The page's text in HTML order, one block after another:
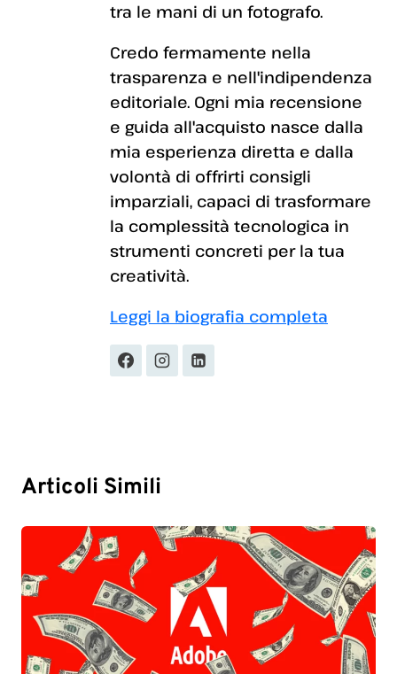
tra le mani di un fotografo.
Credo fermamente nella
trasparenza e nell'indipendenza
editoriale. Ogni mia recensione
e guida all'acquisto nasce dalla
mia esperienza diretta e dalla
volontà di offrirti consigli
imparziali, capaci di trasformare
la complessità tecnologica in
strumenti concreti per la tua
creatività.
Leggi la biografia completa
Articoli Simili